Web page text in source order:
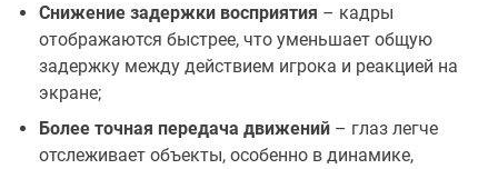
Снижение задержки восприятия – кадры
отображаются быстрее, что уменьшает общую
задержку между действием игрока и реакцией на
экране;
Более точная передача движений – глаз легче
отслеживает объекты, особенно в динамике,